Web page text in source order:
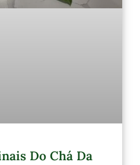
Do Chá Da